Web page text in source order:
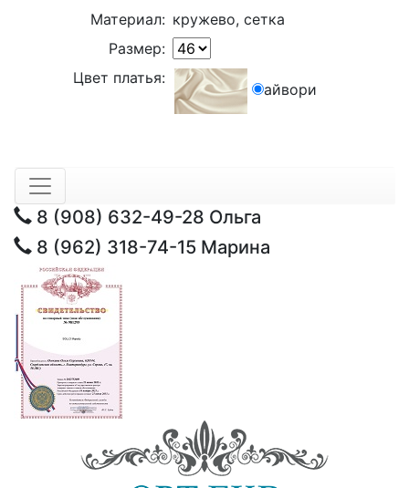
Материал: кружево, сетка
Размер:
Цвет платья:
айвори
8 (908) 632-49-28 Ольга
8 (962) 318-74-15 Марина